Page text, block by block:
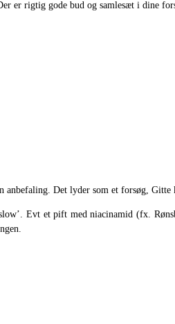
er rigtig gode bud og samlesæt i dine
Det lyder som et forsøg, Gitte
Evt et pift med niacinamid (fx.